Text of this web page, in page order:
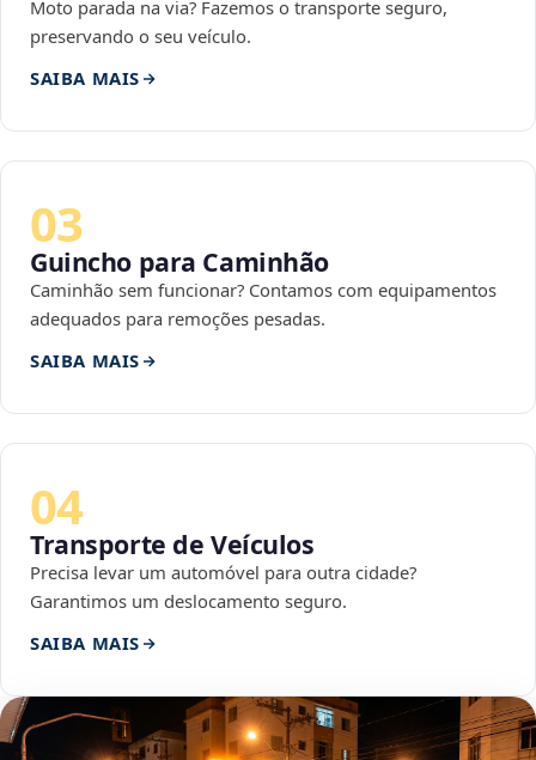
Moto parada na via? Fazemos o transporte seguro,
preservando o seu veículo.
SAIBA MAIS
03
Guincho para Caminhão
Caminhão sem funcionar? Contamos com equipamentos
adequados para remoções pesadas.
SAIBA MAIS
04
Transporte de Veículos
Precisa levar um automóvel para outra cidade?
Garantimos um deslocamento seguro.
SAIBA MAIS